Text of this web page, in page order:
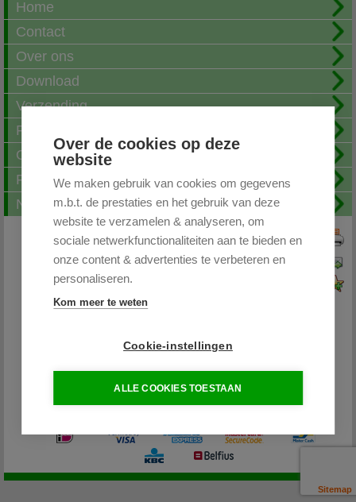
Over de cookies op deze
website
We maken gebruik van cookies om gegevens
m.b.t. de prestaties en het gebruik van deze
website te verzamelen & analyseren, om
sociale netwerkfunctionaliteiten aan te bieden en
onze content & advertenties te verbeteren en
personaliseren.
Kom meer te weten
Cookie-instellingen
ALLE COOKIES TOESTAAN
Home
Contact
Over ons
Download
Verzending
Fotoalbum
Openingstijden
FAQ
Nieuwsbrief
Print deze pagina
Pagina doorsturen
Sitemap